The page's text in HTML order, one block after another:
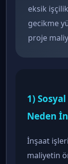
eksik
gecikme
proje
1)
Neden
İnşaat
maliyetin